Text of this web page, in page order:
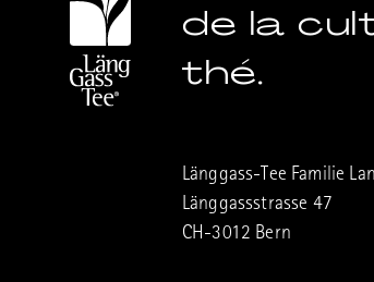
de la
thé.
Länggass-Tee Familie
Länggassstrasse 47
CH-3012 Bern